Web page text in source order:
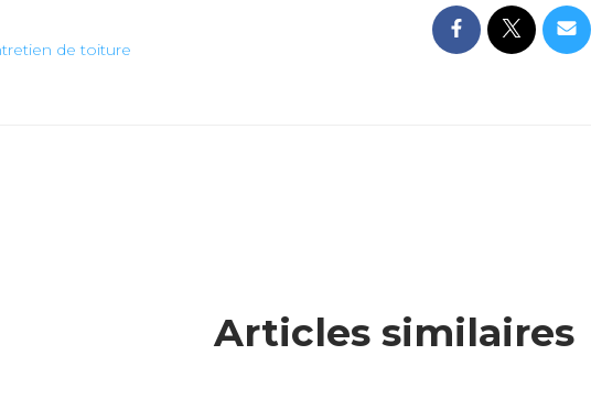
de toiture
Articles similaires